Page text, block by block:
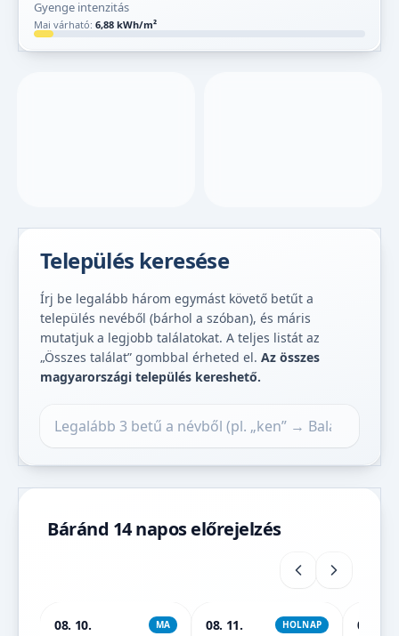
Gyenge intenzitás
Mai várható: 6,88 kWh/m²
Település keresése
Írj be legalább három egymást követő betűt a
település nevéből (bárhol a szóban), és máris
mutatjuk a legjobb találatokat. A teljes listát az
„Összes találat” gombbal érheted el. Az összes
magyarországi település kereshető.
Báránd 14 napos előrejelzés
08. 10. MA 08. 11. HOLNAP 08. 12.